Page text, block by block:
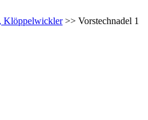
Klöppelwickler>> Vorstechnadel 1